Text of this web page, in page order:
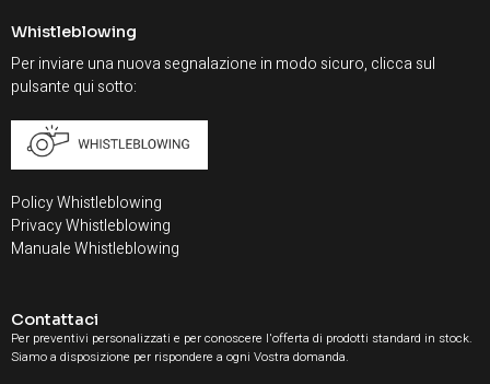
Whistleblowing
Per inviare una nuova segnalazione in modo sicuro, clicca sul
pulsante qui sotto:
Policy Whistleblowing
Privacy Whistleblowing
Manuale Whistleblowing
Contattaci
Per preventivi personalizzati e per conoscere l'offerta di prodotti standard in stock.
Siamo a disposizione per rispondere a ogni Vostra domanda.